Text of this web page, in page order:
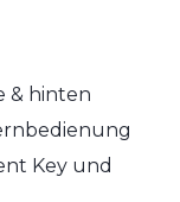
& hinten
Key und